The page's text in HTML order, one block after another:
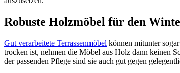
Robuste Holzmöbel für den
Gut verarbeitete Terrassenmöbel können mitunter
trocken ist, nehmen die Möbel aus Holz dann keinen
der passenden Pflege sind sie auch gut gegen